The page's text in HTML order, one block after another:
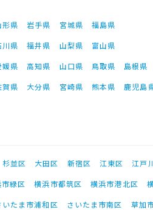
形県 岩手県 宮城県
福島県
川県 福井県 山梨県
富山県
媛県 高知県 山口県 鳥取県 島根県
賀県 大分県 宮崎県 熊本県 鹿児島
杉並区 大田区 新宿区 江東区 江戸
緑区 横浜市都筑区 横浜市港北区
いたま市浦和区 さいたま市南区 草加